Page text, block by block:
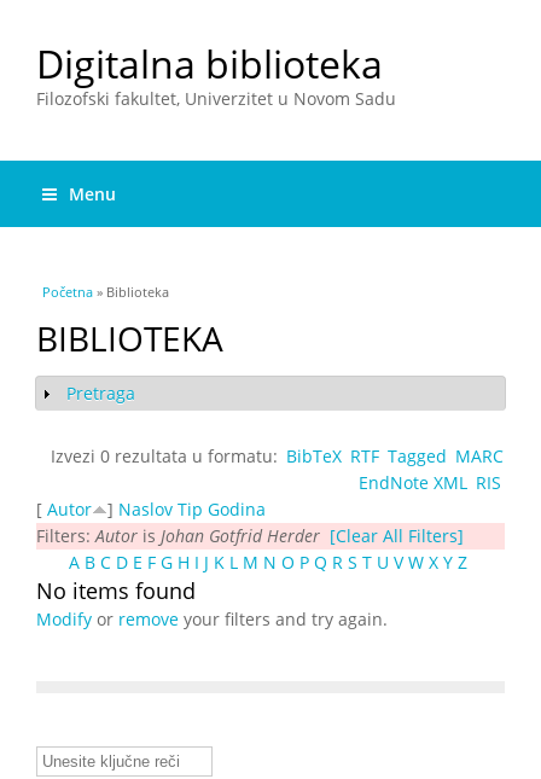
Digitalna biblioteka
Filozofski fakultet, Univerzitet u Novom Sadu
Menu
You are here
Početna » Biblioteka
BIBLIOTEKA
Show
Pretraga
Izvezi 0 rezultata u formatu: BibTeX RTF Tagged MARC
EndNote XML
RIS
[ Autor ] Naslov Tip Godina
Filters: Autor is Johan Gotfrid Herder [Clear All Filters]
A B C D E F G H I J K L M N O P Q R S T U V W X Y Z
No items found
Modify or remove your filters and try again.
Unesite ključne reči